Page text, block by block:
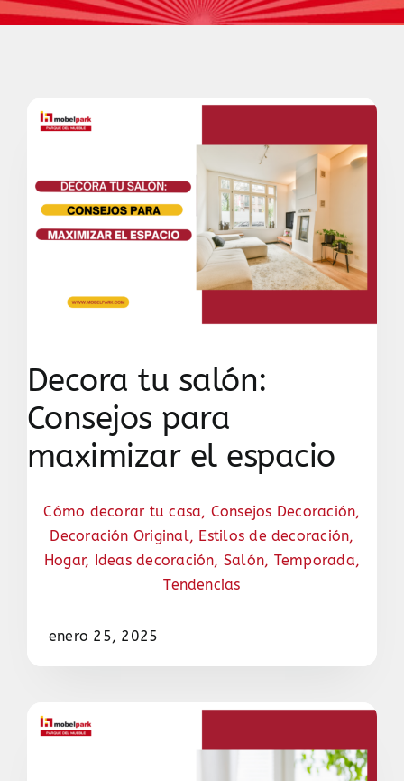
Decora tu salón:
Consejos para
maximizar el espacio
Cómo decorar tu casa, Consejos Decoración,
Decoración Original, Estilos de decoración,
Hogar, Ideas decoración, Salón, Temporada,
Tendencias
enero 25, 2025